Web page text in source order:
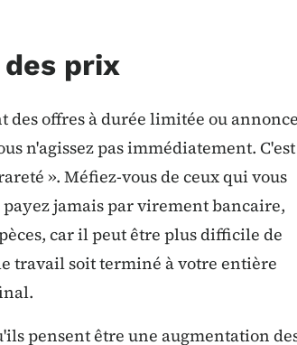
prix
des offres à durée limitée ou
n'agissez pas immédiatement. C'est
». Méfiez-vous de ceux qui vous
jamais par virement bancaire,
car il peut être plus difficile de
travail soit terminé à votre entière
pensent être une augmentation